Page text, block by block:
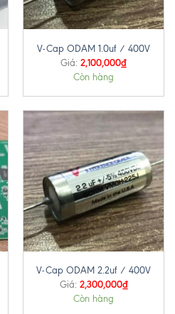
V-Cap ODAM 1.0uf / 400V
Giá: 2,100,000₫
Còn hàng
V-Cap ODAM 2.2uf / 400V
Giá: 2,300,000₫
Còn hàng